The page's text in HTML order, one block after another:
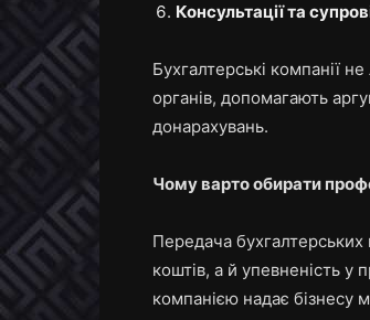
Консультації та
Бухгалтерські компанії
органів, допомагають
донарахувань.
Чому варто обирати
Передача
коштів, а й упевненість у
компанією надає бізнесу